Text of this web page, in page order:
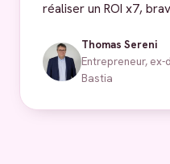
réaliser un ROI x7,
Thomas Sereni
Entrepreneur,
Bastia